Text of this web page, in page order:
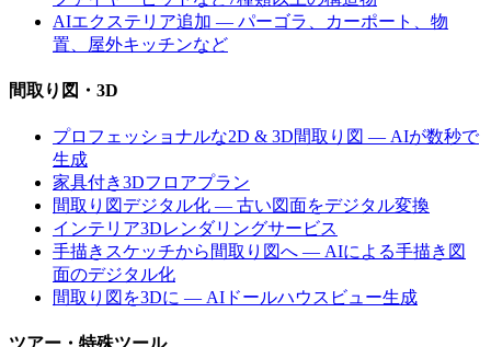
AIエクステリア追加 — パーゴラ、カーポート、物
置、屋外キッチンなど
間取り図・3D
プロフェッショナルな2D & 3D間取り図 — AIが数秒で
生成
家具付き3Dフロアプラン
間取り図デジタル化 — 古い図面をデジタル変換
インテリア3Dレンダリングサービス
手描きスケッチから間取り図へ — AIによる手描き図
面のデジタル化
間取り図を3Dに — AIドールハウスビュー生成